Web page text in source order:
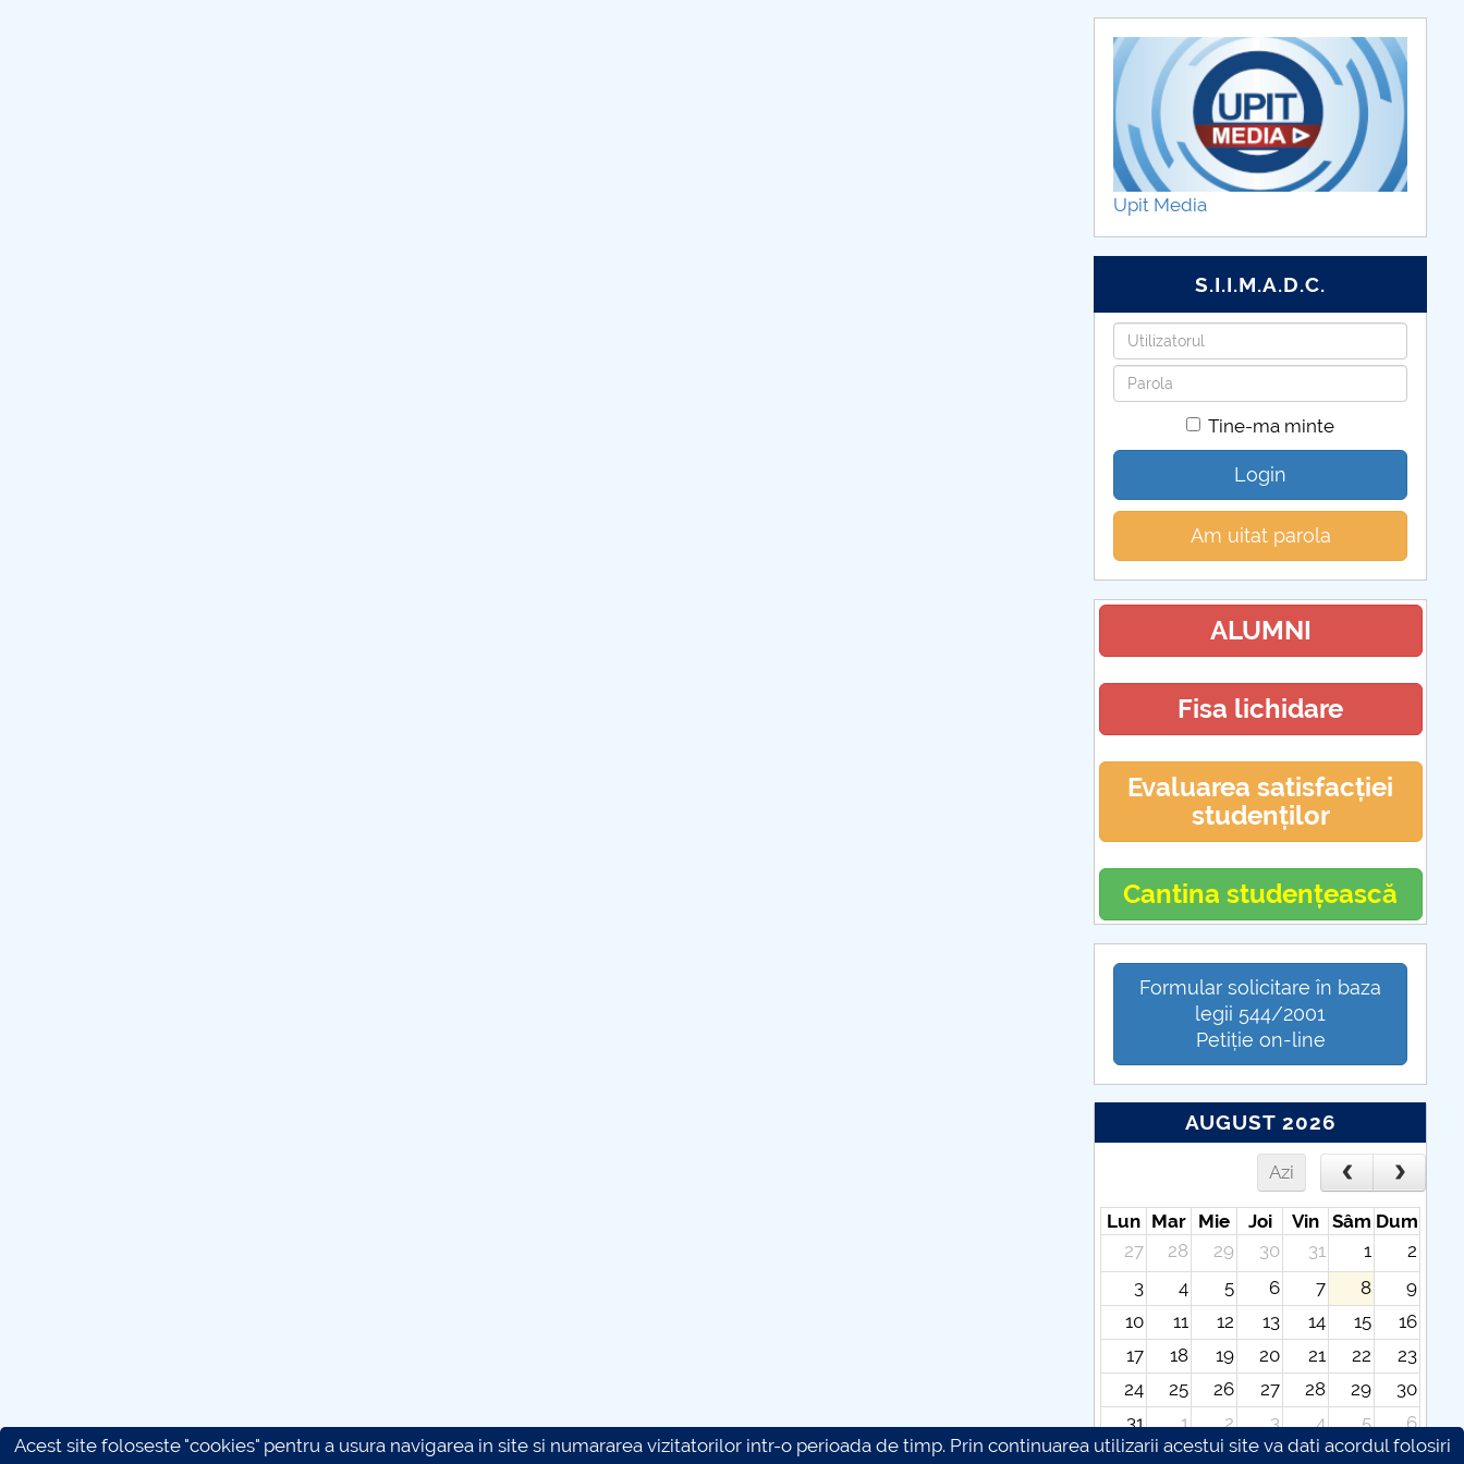
Upit Media
S.I.I.M.A.D.C.
Utilizatorul
Parola
Tine-ma minte
Login
Am uitat parola
ALUMNI
Fisa lichidare
Evaluarea satisfacției
studenților
Cantina studențească
Formular solicitare în baza
legii 544/2001
Petiție on-line
AUGUST 2026
Azi
Lun Mar Mie Joi Vin Sâm Dum
27
28 29 30 31 1
2
3
4 5 6 7 8
9
10
11 12 13 14 15
16
17
18 19 20 21 22
23
24
25 26 27 28 29
30
31
1 2 3 4 5
6
Acest site foloseste "cookies" pentru a usura navigarea in site si numararea vizitatorilor intr-o perioada de timp. Prin continuarea utilizarii acestui site va dati acordul folosiri